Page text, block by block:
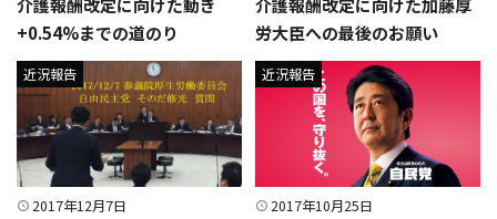
介護報酬改定に向けた動き
+0.54%までの道のり
介護報酬改定に向けた加藤厚
労大臣への最後のお願い
2017年12月7日
近況報告
2017年10月25日
近況報告